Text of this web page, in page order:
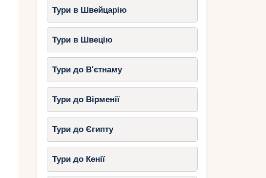
Тури в Швейцарію
Тури в Швецію
Тури до В’єтнаму
Тури до Вірменії
Тури до Єгипту
Тури до Кенії